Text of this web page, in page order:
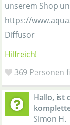
unserem Shop
https://
Diffusor
Hilfreich!
369 Personen
Hallo, ist
Simon H.